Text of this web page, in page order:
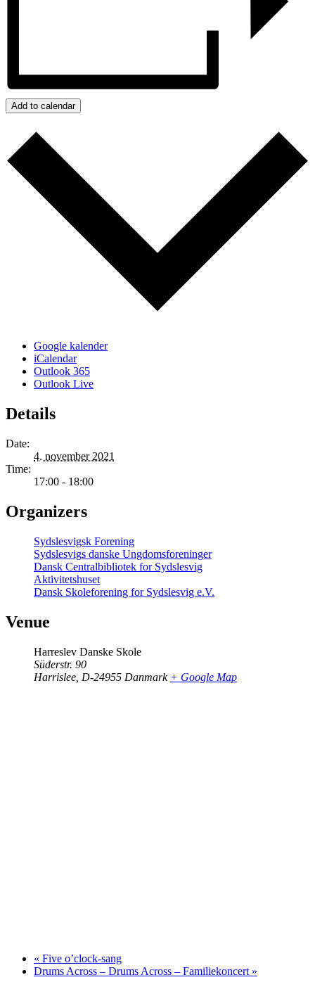
Add to calendar
Google kalender
iCalendar
Outlook 365
Outlook Live
Details
Date:
4. november 2021
Time:
17:00 - 18:00
Organizers
Sydslesvigsk Forening
Sydslesvigs danske Ungdomsforeninger
Dansk Centralbibliotek for Sydslesvig
Aktivitetshuset
Dansk Skoleforening for Sydslesvig e.V.
Venue
Harreslev Danske Skole
Süderstr. 90
Harrislee D-24955 Danmark + Google Map
« Five o’clock-sang
Drums Across – Drums Across – Familiekoncert »